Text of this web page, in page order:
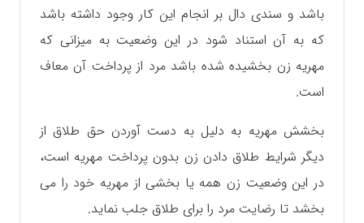
باشد و سندی دال بر انجام این کار وجود داشته باشد
که به آن استناد شود در این وضعیت به میزانی که
مهریه زن بخشیده شده باشد مرد از پرداخت آن معاف
است.
بخشش مهریه به دلیل به دست آوردن حق طلاق از
دیگر شرایط طلاق دادن زن بدون پرداخت مهریه است،
در این وضعیت زن همه یا بخشی از مهریه خود را می
بخشد تا رضایت مرد را برای طلاق جلب نماید.